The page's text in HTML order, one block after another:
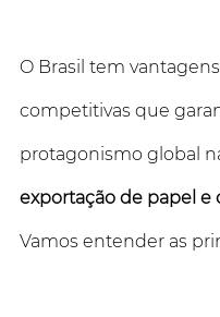
O Brasil tem vantagens
competitivas que
protagonismo global
exportação de papel e
Vamos entender as